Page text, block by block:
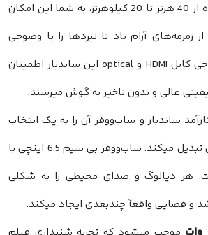
پاسخ فرکانسی گسترده از 40 هرتز تا 20 کیلوهرتز، به شما این امکان
زمزمه‌های آرام باد تا نبردها را با وضوحی
بی‌نظیر درک کنید. خروجی کابل HDMI و optical این ساندبار اطمینان
عالی و بدون تاخیر به گوش میرسند.
ساندبار و ساب‌ووفر آن را به یک انتخاب
ایده‌آل برای هر فضایی تبدیل میکند. ساب‌ووفر بی سیم 6.5 اینچی با
هر دیالوگ و صدای محیطی را به شکلی
و فضایی واقعاً چندبعدی ایجاد میکند.